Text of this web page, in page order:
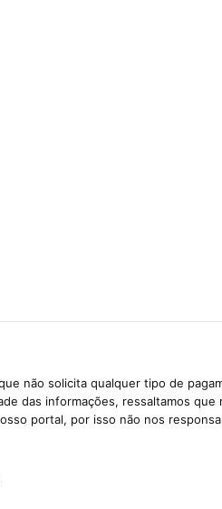
não solicita qualquer tipo de
das informações, ressaltamos
portal, por isso não nos